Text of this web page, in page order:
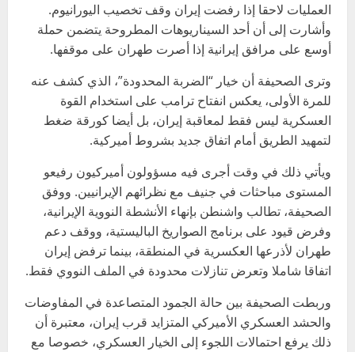
العمليات لاحقا إذا رفضت إيران وقف تخصيب اليورانيوم.
وأشارت إلى أن أحد السيناريوهات المطروحة يتضمن حملة
أوسع على مرافق إيرانية إذا أصرت طهران على موقفها.
وترى الصحيفة أن خيار “الضربة المحدودة”، الذي كشف عنه
للمرة الأولى، يعكس انفتاح ترامب على استخدام القوة
العسكرية ليس فقط لمعاقبة إيران، بل أيضا كورقة ضغط
لتمهيد الطريق أمام اتفاق جديد بشروط أميركية.
ويأتي ذلك في وقت أجرى فيه مسؤولون أميركيون رفيعو
المستوى مباحثات في جنيف مع نظرائهم الإيرانيين. ووفق
الصحيفة، تطالب واشنطن بإنهاء الأنشطة النووية الإيرانية،
وفرض قيود على برنامج الصواريخ الباليستية، ووقف دعم
طهران لأذرعها العكسرية في المنطقة، بينما ترفض إيران
اتفاقا شاملا وتعرض تنازلات محدودة في الملف النووي فقط.
وربطت الصحيفة بين حالة الجمود المتصاعدة في المفاوضات
والحشد العسكري الأميركي المتزايد قرب إيران، معتبرة أن
ذلك يرفع احتمالات اللجوء إلى الخيار العسكري، خصوصا مع